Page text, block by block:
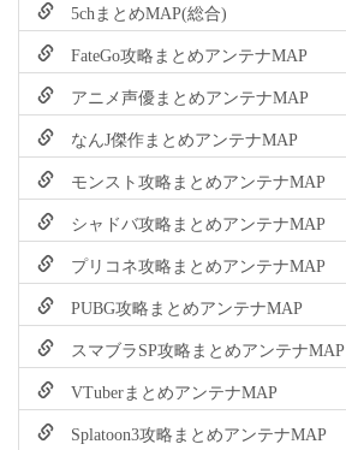
5chまとめMAP(総合)
FateGo攻略まとめアンテナMAP
アニメ声優まとめアンテナMAP
なんJ傑作まとめアンテナMAP
モンスト攻略まとめアンテナMAP
シャドバ攻略まとめアンテナMAP
プリコネ攻略まとめアンテナMAP
PUBG攻略まとめアンテナMAP
スマブラSP攻略まとめアンテナMAP
VTuberまとめアンテナMAP
Splatoon3攻略まとめアンテナMAP